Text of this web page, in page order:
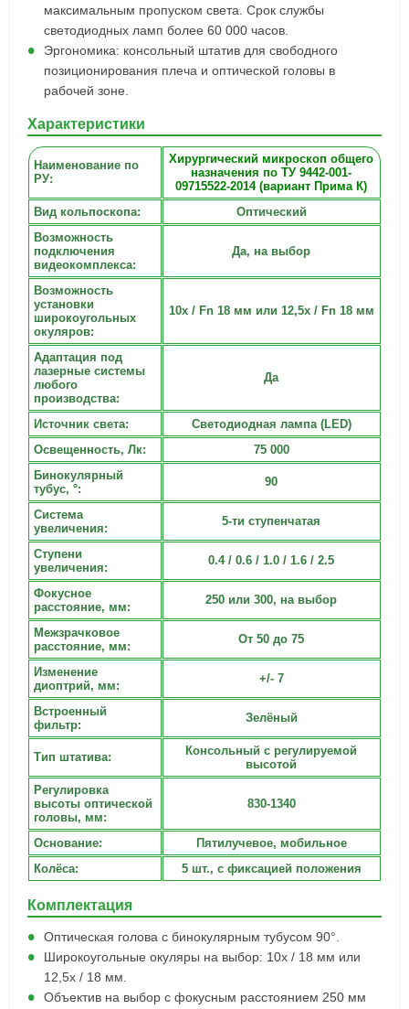
максимальным пропуском света. Срок службы
светодиодных ламп более 60 000 часов.
Эргономика: консольный штатив для свободного
позиционирования плеча и оптической головы в
рабочей зоне.
Характеристики
Наименование по
РУ:
Хирургический микроскоп общего
назначения по ТУ 9442-001-
09715522-2014 (вариант Прима К)
Вид кольпоскопа:
Оптический
Возможность
подключения
видеокомплекса:
Да, на выбор
Возможность
установки
широкоугольных
окуляров:
10х / Fn 18 мм или 12,5х / Fn 18 мм
Адаптация под
лазерные системы
любого
производства:
Да
Источник света:
Светодиодная лампа (LED)
Освещенность, Лк:
75 000
Бинокулярный
тубус, °:
90
Система
увеличения:
5-ти ступенчатая
Ступени
увеличения:
0.4 / 0.6 / 1.0 / 1.6 / 2.5
Фокусное
расстояние, мм:
250 или 300, на выбор
Межзрачковое
расстояние, мм:
От 50 до 75
Изменение
диоптрий, мм:
+/- 7
Встроенный
фильтр:
Зелёный
Тип штатива:
Консольный с регулируемой
высотой
Регулировка
высоты оптической
головы, мм:
830-1340
Основание:
Пятилучевое, мобильное
Колёса:
5 шт., с фиксацией положения
Комплектация
Оптическая голова с бинокулярным тубусом 90°.
Широкоугольные окуляры на выбор: 10х / 18 мм или
12,5х / 18 мм.
Объектив на выбор с фокусным расстоянием 250 мм